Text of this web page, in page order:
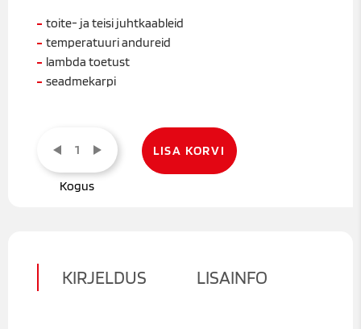
toite- ja teisi juhtkaableid
temperatuuri andureid
lambda toetust
seadmekarpi
versioon
trükkplaat
kogus
LISA KORVI
KIRJELDUS LISAINFO